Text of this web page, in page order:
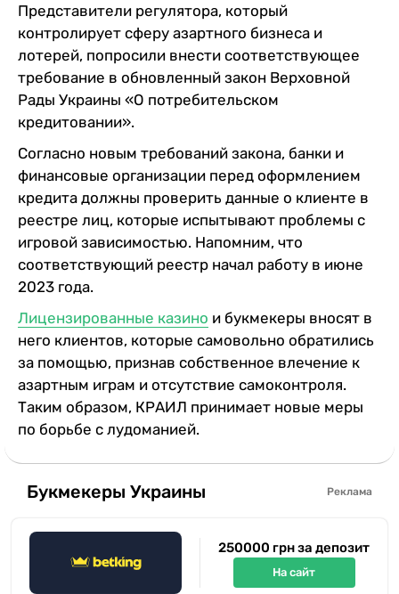
Представители регулятора, который
контролирует сферу азартного бизнеса и
лотерей, попросили внести соответствующее
требование в обновленный закон Верховной
Рады Украины «О потребительском
кредитовании».
Согласно новым требований закона, банки и
финансовые организации перед оформлением
кредита должны проверить данные о клиенте в
реестре лиц, которые испытывают проблемы с
игровой зависимостью. Напомним, что
соответствующий реестр начал работу в июне
2023 года.
Лицензированные казино и букмекеры вносят в
него клиентов, которые самовольно обратились
за помощью, признав собственное влечение к
азартным играм и отсутствие самоконтроля.
Таким образом, КРАИЛ принимает новые меры
по борьбе с лудоманией.
Букмекеры Украины Реклама
250000 грн за депозит
На сайт